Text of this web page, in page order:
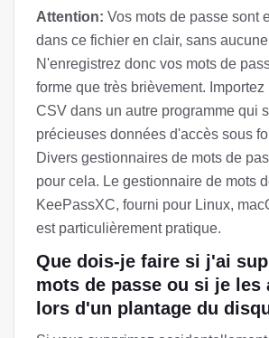
Attention: Vos mots de passe sont
dans ce fichier en clair, sans
N'enregistrez donc vos mots de
forme que très brièvement.
CSV dans un autre programme qui
précieuses données d'accès sous
Divers gestionnaires de mots de
pour cela. Le gestionnaire de mots
KeePassXC, fourni pour Linux,
est particulièrement pratique.
Que dois-je faire si j'ai
mots de passe ou si je les
lors d'un plantage du